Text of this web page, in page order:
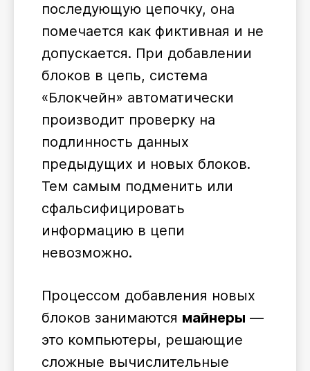
последующую цепочку, она
помечается как фиктивная и не
допускается. При добавлении
блоков в цепь, система
«Блокчейн» автоматически
производит проверку на
подлинность данных
предыдущих и новых блоков.
Тем самым подменить или
сфальсифицировать
информацию в цепи
невозможно.
Процессом добавления новых
блоков занимаются майнеры ―
это компьютеры, решающие
сложные вычислительные